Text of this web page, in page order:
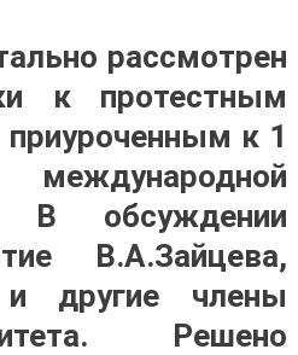
рассмотрен
к протестным
к 1
В обсуждении
В.А.Зайцева,
другие члены
Решено